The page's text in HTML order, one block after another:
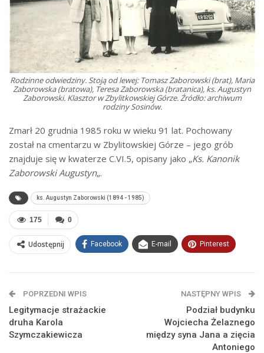
Rodzinne odwiedziny. Stoją od lewej: Tomasz Zaborowski (brat), Maria
Zaborowska (bratowa), Teresa Zaborowska (bratanica), ks. Augustyn
Zaborowski. Klasztor w Zbylitkowskiej Górze. Źródło: archiwum
rodziny Sosinów.
Zmarł 20 grudnia 1985 roku w wieku 91 lat. Pochowany
został na cmentarzu w Zbylitowskiej Górze – jego grób
znajduje się w kwaterze C.VI.5, opisany jako „Ks. Kanonik
Zaborowski Augustyn„.
ks. Augustyn Zaborowski (1894 - 1985)
0
175
Udostępnij Facebook E-mail Pinterest
POPRZEDNI WPIS
Legitymacje strażackie
druha Karola
Szymczakiewicza
NASTĘPNY WPIS
Podział budynku
Wojciecha Żelaznego
między syna Jana a zięcia
Antoniego